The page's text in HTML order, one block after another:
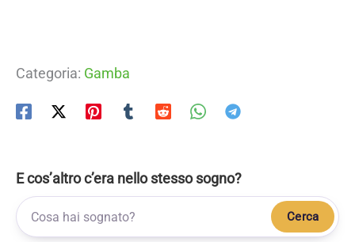
Categoria: Gamba
E cos’altro c’era nello stesso sogno?
Cerca